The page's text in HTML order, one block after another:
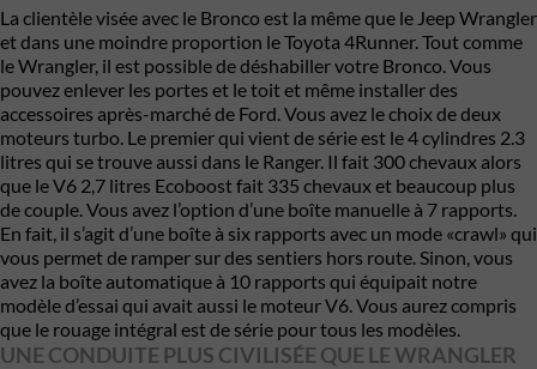
La clientèle visée avec le Bronco est la même que le Jeep Wrangler
et dans une moindre proportion le Toyota 4Runner. Tout comme
le Wrangler, il est possible de déshabiller votre Bronco. Vous
pouvez enlever les portes et le toit et même installer des
accessoires après-marché de Ford. Vous avez le choix de deux
moteurs turbo. Le premier qui vient de série est le 4 cylindres 2.3
litres qui se trouve aussi dans le Ranger. Il fait 300 chevaux alors
que le V6 2,7 litres Ecoboost fait 335 chevaux et beaucoup plus
de couple. Vous avez l’option d’une boîte manuelle à 7 rapports.
En fait, il s’agit d’une boîte à six rapports avec un mode «crawl» qui
vous permet de ramper sur des sentiers hors route. Sinon, vous
avez la boîte automatique à 10 rapports qui équipait notre
modèle d’essai qui avait aussi le moteur V6. Vous aurez compris
que le rouage intégral est de série pour tous les modèles.
UNE CONDUITE PLUS CIVILISÉE QUE LE WRANGLER